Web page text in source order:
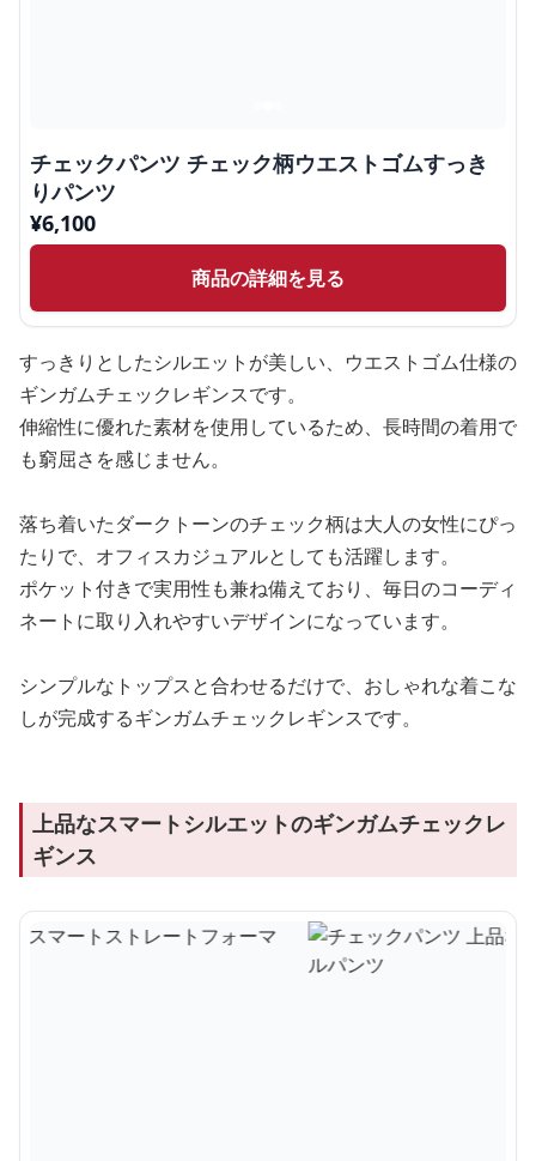
チェックパンツ チェック柄ウエストゴムすっき
りパンツ
¥6,100
商品の詳細を見る
すっきりとしたシルエットが美しい、ウエストゴム仕様の
ギンガムチェックレギンスです。
伸縮性に優れた素材を使用しているため、長時間の着用で
も窮屈さを感じません。
落ち着いたダークトーンのチェック柄は大人の女性にぴっ
たりで、オフィスカジュアルとしても活躍します。
ポケット付きで実用性も兼ね備えており、毎日のコーディ
ネートに取り入れやすいデザインになっています。
シンプルなトップスと合わせるだけで、おしゃれな着こな
しが完成するギンガムチェックレギンスです。
上品なスマートシルエットのギンガムチェックレ
ギンス